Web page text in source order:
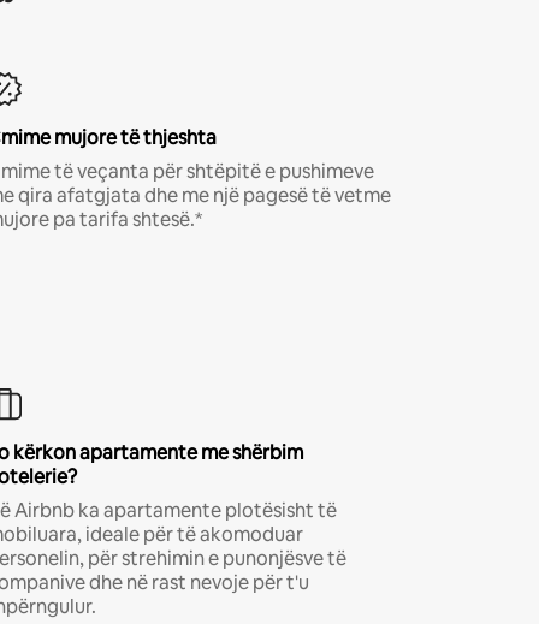
mujore të thjeshta
të veçanta për shtëpitë e pushimeve
qira afatgjata dhe me një pagesë të vetme
pa tarifa shtesë.*
kërkon apartamente me shërbim
Airbnb ka apartamente plotësisht të
ideale për të akomoduar
për strehimin e punonjësve të
dhe në rast nevoje për t'u